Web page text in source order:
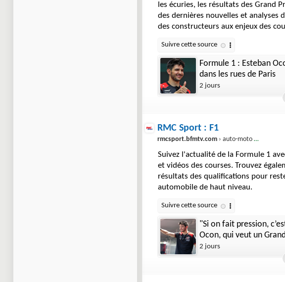
les écuries, les résultats des Grand
des dernières nouvelles et analyses
des constructeurs aux enjeux des
Formule 1 : Esteban
dans les rues de Paris
2 jours
RMC Sport : F1
rmcsport.bfmtv.com › auto-moto › f1
Suivez l'actualité de la Formule 1
et vidéos des courses. Trouvez
résultats des qualifications pour
automobile de haut niveau.
"Si on fait pression,
Ocon, qui veut un
2 jours